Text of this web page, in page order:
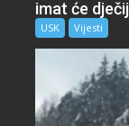
imat će
USK Vijesti